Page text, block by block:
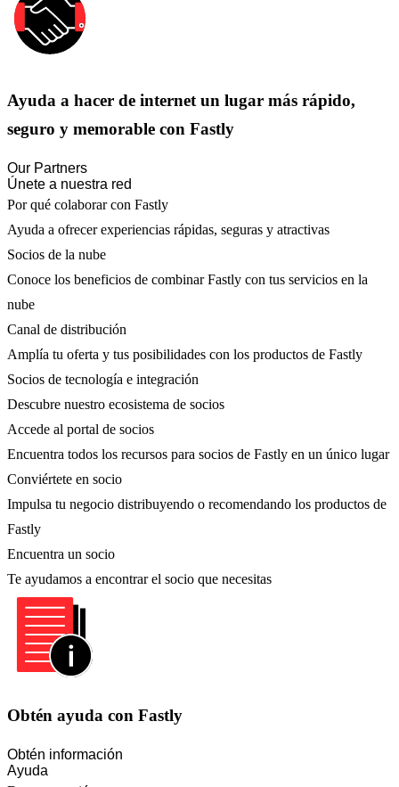
Ayuda a hacer de internet un lugar más rápido,
seguro y memorable con Fastly
Our Partners
Únete a nuestra red
Por qué colaborar con Fastly
Ayuda a ofrecer experiencias rápidas, seguras y atractivas
Socios de la nube
Conoce los beneficios de combinar Fastly con tus servicios en la
nube
Canal de distribución
Amplía tu oferta y tus posibilidades con los productos de Fastly
Socios de tecnología e integración
Descubre nuestro ecosistema de socios
Accede al portal de socios
Encuentra todos los recursos para socios de Fastly en un único lugar
Conviértete en socio
Impulsa tu negocio distribuyendo o recomendando los productos de
Fastly
Encuentra un socio
Te ayudamos a encontrar el socio que necesitas
Obtén ayuda con Fastly
Obtén información
Ayuda